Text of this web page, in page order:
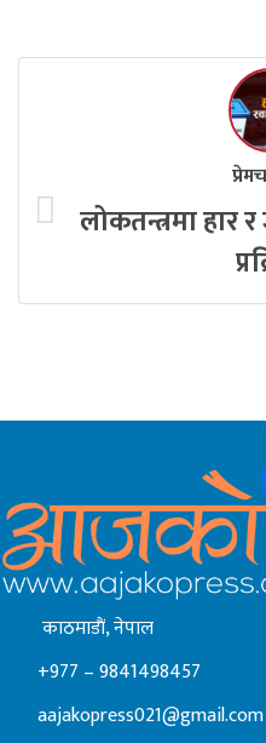
लोकतन्त्रमा हार
काठमाडाैं, नेपाल
+977 – 9841498457
aajakopress021@gmail.com